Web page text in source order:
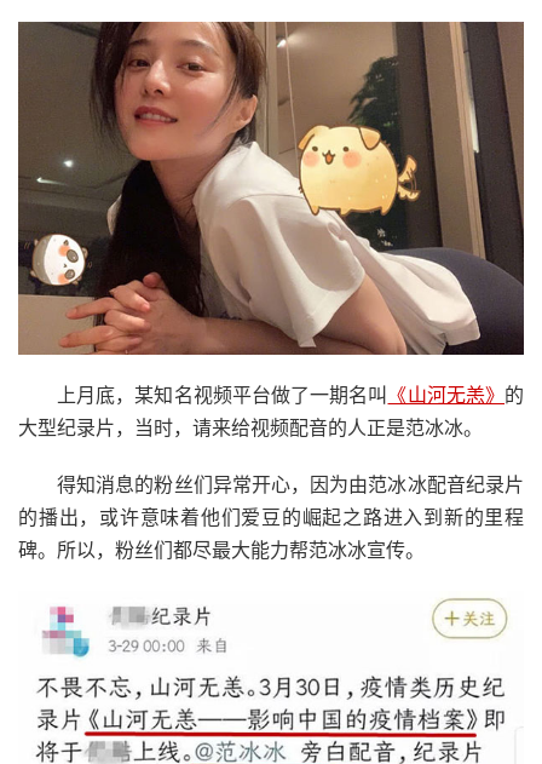
上月底，某知名视频平台做了一期名叫 《山河无恙》 的
大型纪录片，当时，请来给视频配音的人正是范冰冰。
得知消息的粉丝们异常开心，因为由范冰冰配音纪录片
的播出，或许意味着他们爱豆的崛起之路进入到新的里程
碑。所以，粉丝们都尽最大能力帮范冰冰宣传。